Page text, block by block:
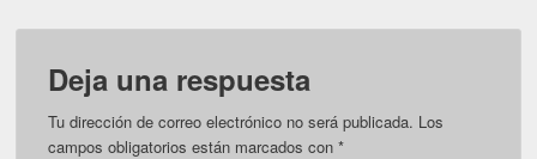
Deja una respuesta
Tu dirección de correo electrónico no será publicada. Los
campos obligatorios están marcados con*